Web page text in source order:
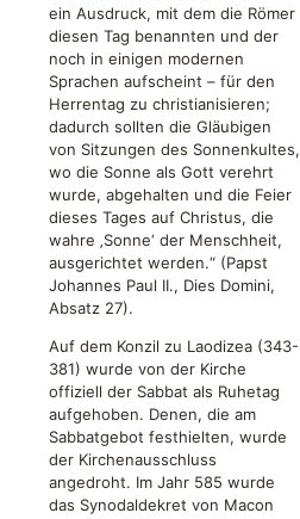
ein Ausdruck, mit dem die Römer
diesen Tag benannten und der
noch in einigen modernen
Sprachen aufscheint – für den
Herrentag zu christianisieren;
dadurch sollten die Gläubigen
von Sitzungen des Sonnenkultes,
wo die Sonne als Gott verehrt
wurde, abgehalten und die Feier
dieses Tages auf Christus, die
wahre ‚Sonne‘ der Menschheit,
ausgerichtet werden.“ (Papst
Johannes Paul II., Dies Domini,
Absatz 27).
Auf dem Konzil zu Laodizea (343-
381) wurde von der Kirche
offiziell der Sabbat als Ruhetag
aufgehoben. Denen, die am
Sabbatgebot festhielten, wurde
der Kirchenausschluss
angedroht. Im Jahr 585 wurde
das Synodaldekret von Macon